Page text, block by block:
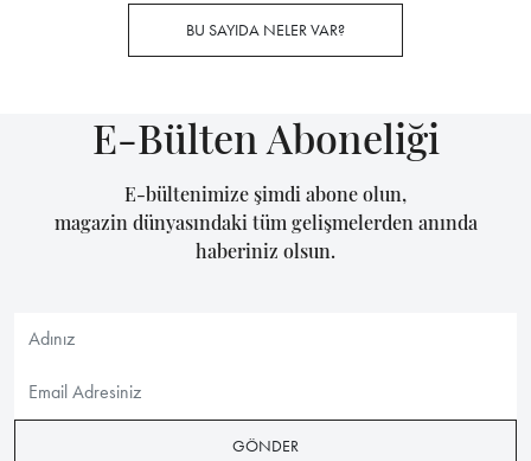
BU SAYIDA NELER VAR?
E-Bülten Aboneliği
E-bültenimize şimdi abone olun,
magazin dünyasındaki tüm gelişmelerden anında
haberiniz olsun.
GÖNDER